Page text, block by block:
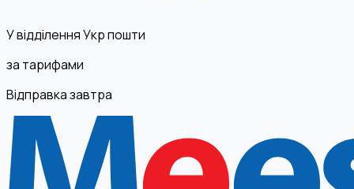
У відділення Укр пошти
за тарифами
Відправка завтра